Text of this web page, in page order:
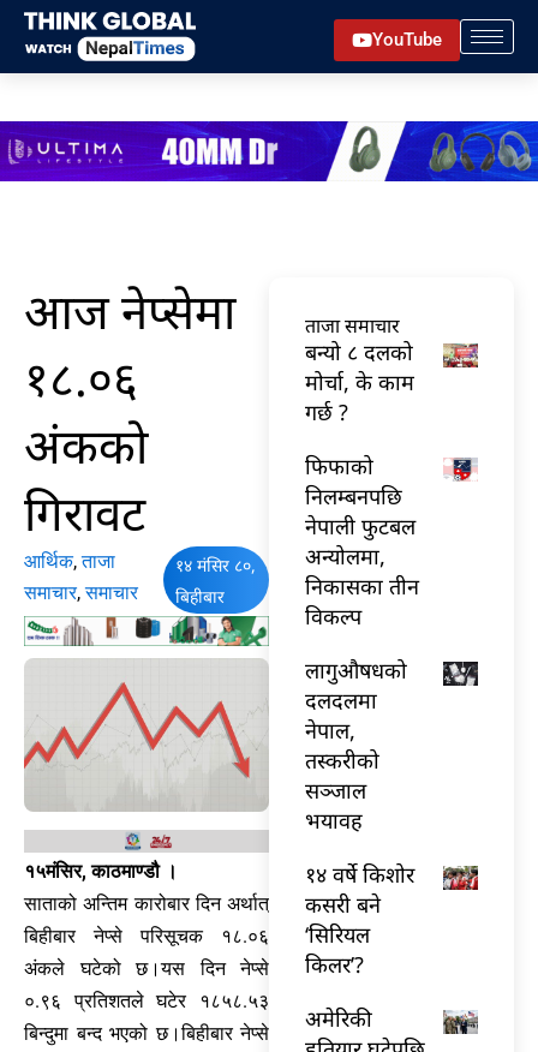
Skip
content
YouTube
आज नेप्सेमा
१८.०६
अंकको
गिरावट
आर्थिक,ताजा
समाचार,समाचार
१४ मंसिर ८०,
बिहीबार
१५मंसिर, काठमाण्डौ ।
साताको अन्तिम कारोबार दिन अर्थात्
बिहीबार नेप्से परिसूचक १८.०६
अंकले घटेको छ।यस दिन नेप्से
०.९६ प्रतिशतले घटेर १८५८.५३
बिन्दुमा बन्द भएको छ।बिहीबार नेप्से
ताजा समाचार
बन्यो ८ दलको
मोर्चा, के काम
गर्छ ?
फिफाको
निलम्बनपछि
नेपाली फुटबल
अन्योलमा,
निकासका तीन
विकल्प
लागुऔषधको
दलदलमा
नेपाल,
तस्करीको
सञ्जाल
भयावह
१४ वर्षे किशोर
कसरी बने
‘सिरियल
किलर’?
अमेरिकी